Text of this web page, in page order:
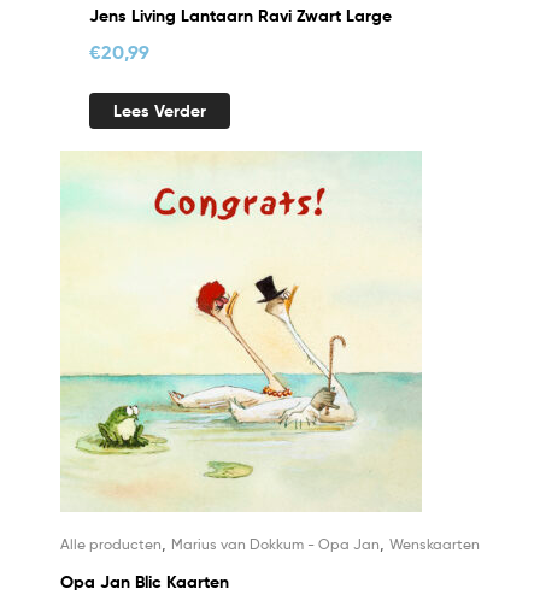
Jens Living Lantaarn Ravi Zwart Large
€20,99
Lees Verder
Alle producten Marius van Dokkum - Opa Jan Wenskaarten
Opa Jan Blic Kaarten